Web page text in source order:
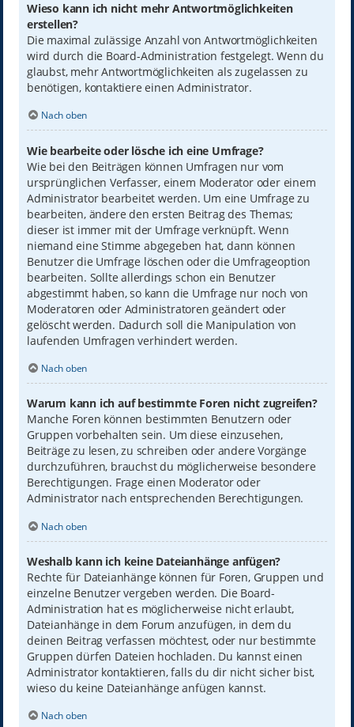
Wieso kann ich nicht mehr Antwortmöglichkeiten
erstellen?
Die maximal zulässige Anzahl von Antwortmöglichkeiten
wird durch die Board-Administration festgelegt. Wenn du
glaubst, mehr Antwortmöglichkeiten als zugelassen zu
benötigen, kontaktiere einen Administrator.
Nach oben
Wie bearbeite oder lösche ich eine Umfrage?
Wie bei den Beiträgen können Umfragen nur vom
ursprünglichen Verfasser, einem Moderator oder einem
Administrator bearbeitet werden. Um eine Umfrage zu
bearbeiten, ändere den ersten Beitrag des Themas;
dieser ist immer mit der Umfrage verknüpft. Wenn
niemand eine Stimme abgegeben hat, dann können
Benutzer die Umfrage löschen oder die Umfrageoption
bearbeiten. Sollte allerdings schon ein Benutzer
abgestimmt haben, so kann die Umfrage nur noch von
Moderatoren oder Administratoren geändert oder
gelöscht werden. Dadurch soll die Manipulation von
laufenden Umfragen verhindert werden.
Nach oben
Warum kann ich auf bestimmte Foren nicht zugreifen?
Manche Foren können bestimmten Benutzern oder
Gruppen vorbehalten sein. Um diese einzusehen,
Beiträge zu lesen, zu schreiben oder andere Vorgänge
durchzuführen, brauchst du möglicherweise besondere
Berechtigungen. Frage einen Moderator oder
Administrator nach entsprechenden Berechtigungen.
Nach oben
Weshalb kann ich keine Dateianhänge anfügen?
Rechte für Dateianhänge können für Foren, Gruppen und
einzelne Benutzer vergeben werden. Die Board-
Administration hat es möglicherweise nicht erlaubt,
Dateianhänge in dem Forum anzufügen, in dem du
deinen Beitrag verfassen möchtest, oder nur bestimmte
Gruppen dürfen Dateien hochladen. Du kannst einen
Administrator kontaktieren, falls du dir nicht sicher bist,
wieso du keine Dateianhänge anfügen kannst.
Nach oben